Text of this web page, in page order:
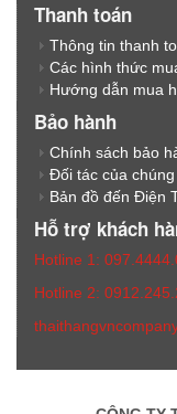
Thanh toán
Thông tin thanh
Các hình thức
Hướng dẫn mua
Bảo hành
Chính sách bảo
Đối tác của
Bản đồ đến Điện
Hỗ trợ khách
Hotline 1:
Hotline 2: